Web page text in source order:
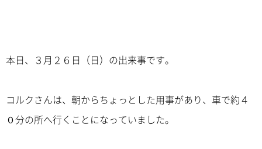
本日、３月２６日（日）の出来事です。
コルクさんは、朝からちょっとした用事があり、車で約４
０分の所へ行くことになっていました。